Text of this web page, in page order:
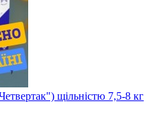
щільністю 7,5-8 кг